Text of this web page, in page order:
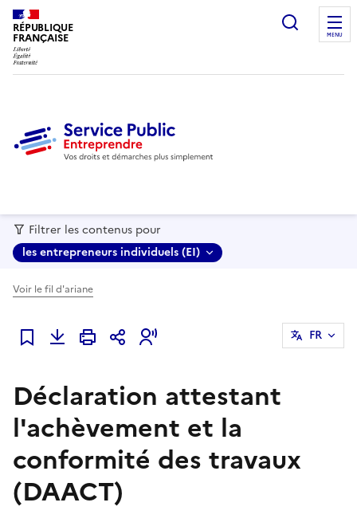
RÉPUBLIQUE
FRANÇAISE MENU
Filtrer les contenus pour
les entrepreneurs individuels (EI)
Voir le fil d'ariane
Ajouter à mes favoris
FR
Déclaration attestant
l'achèvement et la
conformité des travaux
(DAACT)